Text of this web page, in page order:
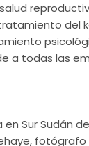
del
a todas las
Sur Sudán